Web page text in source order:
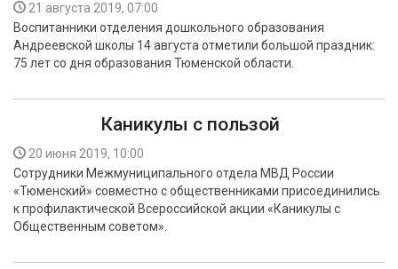
БЕЗОПАСНОСТЬ
21 августа 2019, 07:00
Воспитанники отделения дошкольного образования
Андреевской школы 14 августа отметили большой праздник:
75 лет со дня образования Тюменской области.
Каникулы с пользой
20 июня 2019, 10:00
Сотрудники Межмуниципального отдела МВД России
«Тюменский» совместно с общественниками присоединились
к профилактической Всероссийской акции «Каникулы с
Общественным советом».